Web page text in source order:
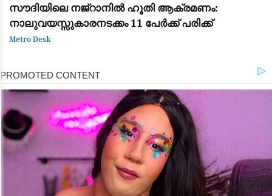
സൗദിയിലെ നജ്‌റാനിൽ ഹൂതി ആക്രമണം:
നാലുവയസ്സുകാരനടക്കം 11 പേർക്ക് പരിക്ക്
Metro Desk